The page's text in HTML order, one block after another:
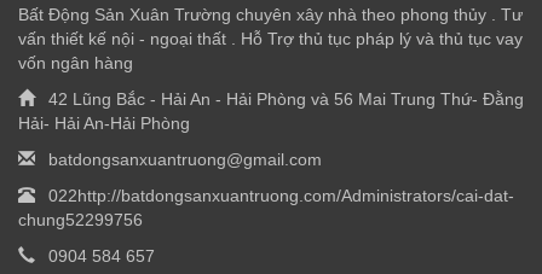
Bất Động Sản Xuân Trường chuyên xây nhà theo phong thủy . Tư
vấn thiết kế nội - ngoại thất . Hỗ Trợ thủ tục pháp lý và thủ tục vay
vốn ngân hàng
42 Lũng Bắc - Hải An - Hải Phòng và 56 Mai Trung Thứ- Đằng
Hải- Hải An-Hải Phòng
batdongsanxuantruong@gmail.com
022http://batdongsanxuantruong.com/Administrators/cai-dat-
chung52299756
0904 584 657